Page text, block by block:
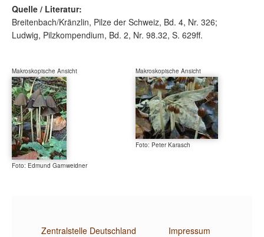
Quelle / Literatur:
Breitenbach/Kränzlin, Pilze der Schweiz, Bd. 4, Nr. 326;
Ludwig, Pilzkompendium, Bd. 2, Nr. 98.32, S. 629ff.
Makroskopische Ansicht
Foto: Edmund Garnweidner
Makroskopische Ansicht
Foto: Peter Karasch
Zentralstelle Deutschland Impressum